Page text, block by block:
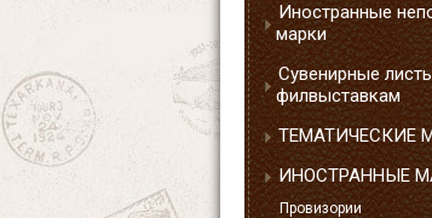
Иностранные
марки
Сувенирные
филвыставкам
ТЕМАТИЧЕСКИЕ
ИНОСТРАННЫЕ
Провизории